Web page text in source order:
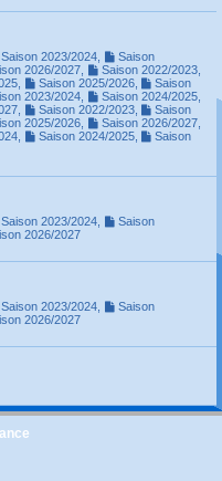
Saison 2023/2024,
Saison
2026/2027, Saison 2022/2023,
, Saison 2025/2026,
Saison
2023/2024, Saison 2024/2025,
, Saison 2022/2023,
Saison
2025/2026, Saison 2026/2027,
, Saison 2024/2025,
Saison
Saison 2023/2024,
Saison
2026/2027
Saison 2023/2024,
Saison
2026/2027